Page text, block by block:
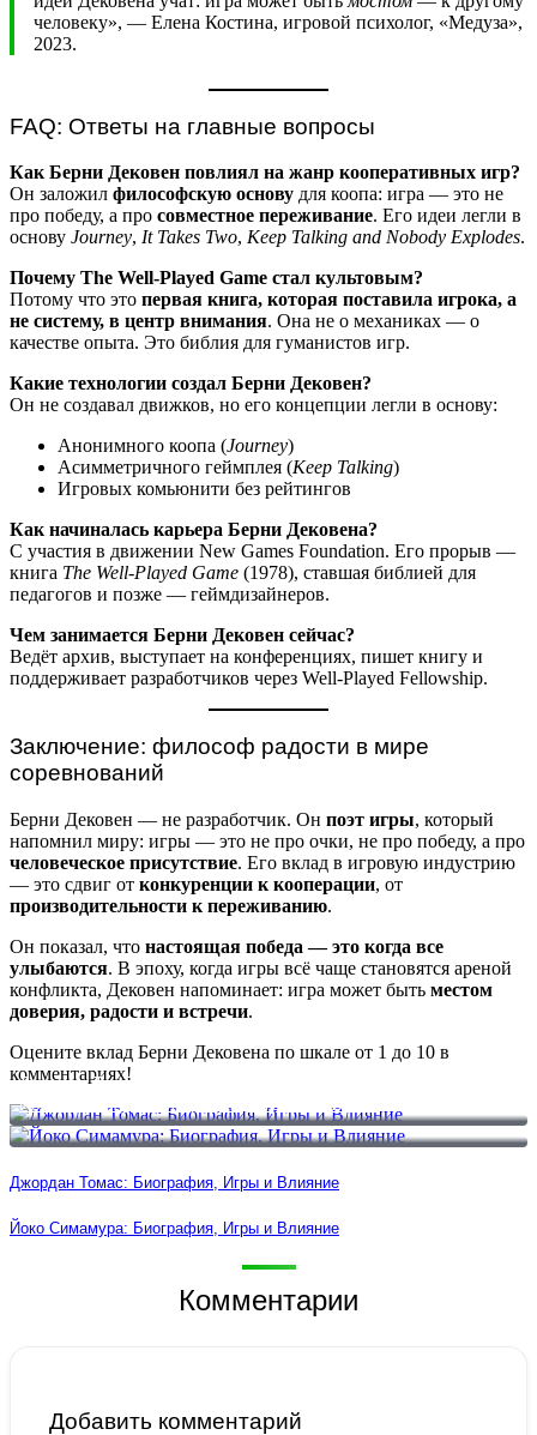
человеку», — Елена Костина, игровой психолог, «Медуза»,
2023.
FAQ: Ответы на главные вопросы
Как Берни Дековен повлиял на жанр кооперативных игр?
Он заложил философскую основу для коопа: игра — это не
про победу, а про совместное переживание. Его идеи легли в
основу Journey, It Takes Two, Keep Talking and Nobody Explodes.
Почему The Well-Played Game стал культовым?
Потому что это первая книга, которая поставила игрока, а
не систему, в центр внимания. Она не о механиках — о
качестве опыта. Это библия для гуманистов игр.
Какие технологии создал Берни Дековен?
Он не создавал движков, но его концепции легли в основу:
Анонимного коопа (Journey)
Асимметричного геймплея (Keep Talking)
Игровых комьюнити без рейтингов
Как начиналась карьера Берни Дековена?
С участия в движении New Games Foundation. Его прорыв —
книга The Well-Played Game (1978), ставшая библией для
педагогов и позже — геймдизайнеров.
Чем занимается Берни Дековен сейчас?
Ведёт архив, выступает на конференциях, пишет книгу и
поддерживает разработчиков через Well-Played Fellowship.
Заключение: философ радости в мире
соревнований
Берни Дековен — не разработчик. Он поэт игры, который
напомнил миру: игры — это не про очки, не про победу, а про
человеческое присутствие. Его вклад в игровую индустрию
— это сдвиг от конкуренции к кооперации, от
производительности к переживанию.
Он показал, что настоящая победа — это когда все
улыбаются. В эпоху, когда игры всё чаще становятся ареной
конфликта, Дековен напоминает: игра может быть местом
доверия, радости и встречи.
Оцените вклад Берни Дековена по шкале от 1 до 10 в
комментариях!
Джордан Томас: Биография, Игры и Влияние
Йоко Симамура: Биография, Игры и Влияние
Джордан Томас: Биография, Игры и Влияние
Йоко Симамура: Биография, Игры и Влияние
Комментарии
Добавить комментарий